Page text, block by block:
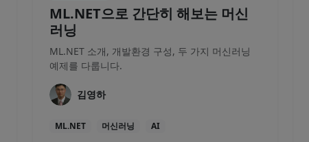
ML.NET으로 간단히 해보는 머신
러닝
ML.NET 소개, 개발환경 구성, 두 가지 머신러닝
예제를 다룹니다.
김영하
ML.NET 머신러닝 AI